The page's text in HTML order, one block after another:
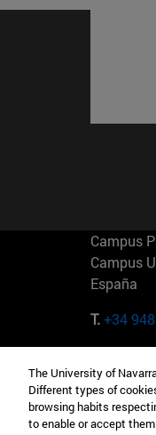
Campus
Campus
España
T.+34
Camino
Madrid
The University of
Different types of
browsing habits
to enable or accept